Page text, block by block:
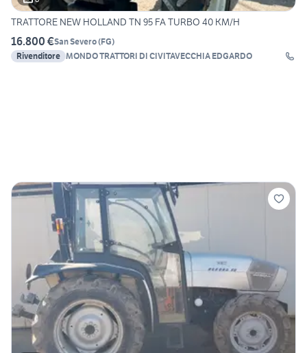
TRATTORE NEW HOLLAND TN 95 FA TURBO 40 KM/H
16.800 €San Severo(FG)
Rivenditore MONDO TRATTORI DI CIVITAVECCHIA EDGARDO